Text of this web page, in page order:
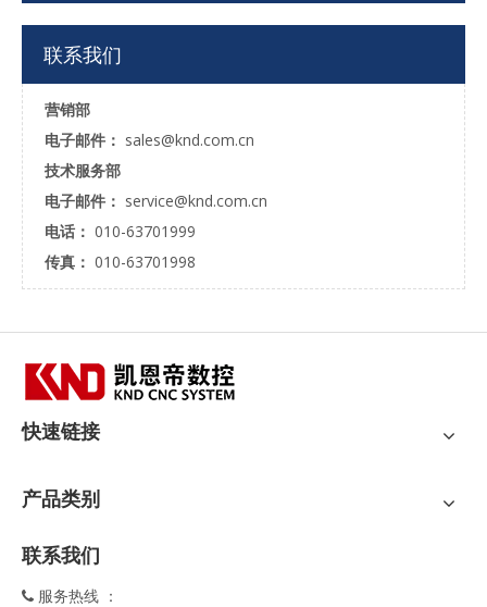
联系我们
营销部
电子邮件： sales@knd.com.cn
技术服务部
电子邮件： service@knd.com.cn
电话： 010-63701999
传真： 010-63701998
快速链接
产品类别
联系我们
 服务热线 ：